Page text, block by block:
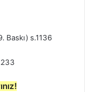
Baskı) s.1136